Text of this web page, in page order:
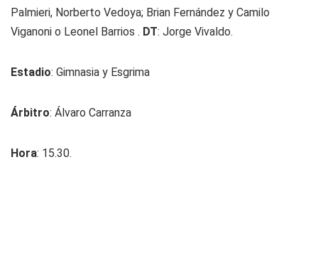
Palmieri, Norberto Vedoya; Brian Fernández y Camilo
Viganoni o Leonel Barrios . DT: Jorge Vivaldo.
Estadio: Gimnasia y Esgrima
Árbitro: Álvaro Carranza
Hora: 15.30.